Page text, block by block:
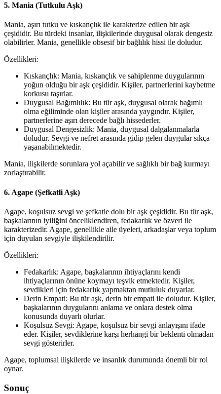
5. Mania (Tutkulu Aşk)
Mania, aşırı tutku ve kıskançlık ile karakterize edilen bir aşk
çeşididir. Bu türdeki insanlar, ilişkilerinde duygusal olarak dengesiz
olabilirler. Mania, genellikle obsesif bir bağlılık hissi ile doludur.
Özellikleri:
Kıskançlık: Mania, kıskançlık ve sahiplenme duygularının
yoğun olduğu bir aşk çeşididir. Kişiler, partnerlerini kaybetme
korkusu taşırlar.
Duygusal Bağımlılık: Bu tür aşk, duygusal olarak bağımlı
olma eğiliminde olan kişiler arasında yaygındır. Kişiler,
partnerlerine aşırı derecede bağlı hissederler.
Duygusal Dengesizlik: Mania, duygusal dalgalanmalarla
doludur. Sevgi ve nefret arasında gidip gelen duygular sıkça
yaşanabilmektedir.
Mania, ilişkilerde sorunlara yol açabilir ve sağlıklı bir bağ kurmayı
zorlaştırabilir.
6. Agape (Şefkatli Aşk)
Agape, koşulsuz sevgi ve şefkatle dolu bir aşk çeşididir. Bu tür aşk,
başkalarının iyiliğini önceliklendiren, fedakarlık ve özveri ile
karakterizedir. Agape, genellikle aile üyeleri, arkadaşlar veya toplum
için duyulan sevgiyle ilişkilendirilir.
Özellikleri:
Fedakarlık: Agape, başkalarının ihtiyaçlarını kendi
ihtiyaçlarının önüne koymayı teşvik etmektedir. Kişiler,
sevdikleri için fedakarlık yapmaktan mutluluk duyarlar.
Derin Empati: Bu tür aşk, derin bir empati ile doludur. Kişiler,
başkalarının duygularını anlama ve onlara destek olma
konusunda duyarlı olurlar.
Koşulsuz Sevgi: Agape, koşulsuz bir sevgi anlayışını ifade
eder. Kişiler, sevdiklerine karşı herhangi bir beklenti olmadan
sevgi gösterirler.
Agape, toplumsal ilişkilerde ve insanlık durumunda önemli bir rol
oynar.
Sonuç